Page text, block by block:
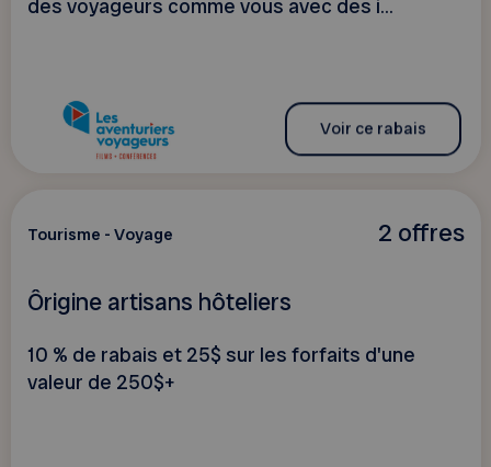
des voyageurs comme vous avec des i...
Voir ce rabais
2 offres
Tourisme - Voyage
Ôrigine artisans hôteliers
10 % de rabais et 25$ sur les forfaits d'une
valeur de 250$+